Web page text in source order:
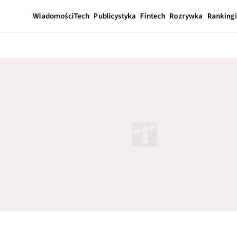
WiadomościTech Publicystyka Fintech Rozrywka Rankingi